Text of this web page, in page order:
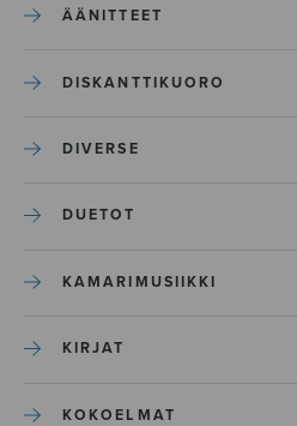
ÄÄNITTEET
DISKANTTIKUORO
DIVERSE
DUETOT
KAMARIMUSIIKKI
KIRJAT
KOKOELMAT